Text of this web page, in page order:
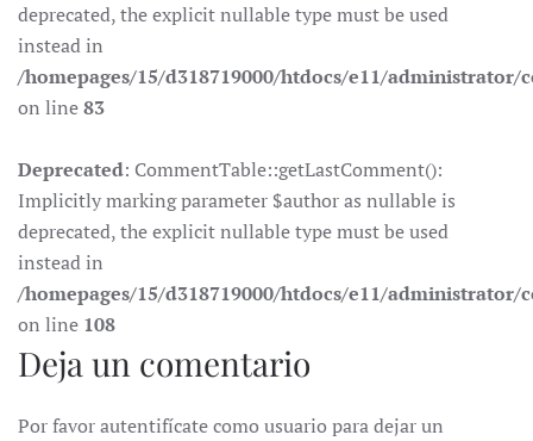
deprecated, the explicit nullable type must be used
instead in
/homepages/15/d318719000/htdocs/e11/
on line83
Deprecated: CommentTable::getLastComment():
Implicitly marking parameter $author as nullable is
deprecated, the explicit nullable type must be used
instead in
/homepages/15/d318719000/htdocs/e11/
on line 108
Deja un comentario
Por favor autentifícate como usuario para dejar un